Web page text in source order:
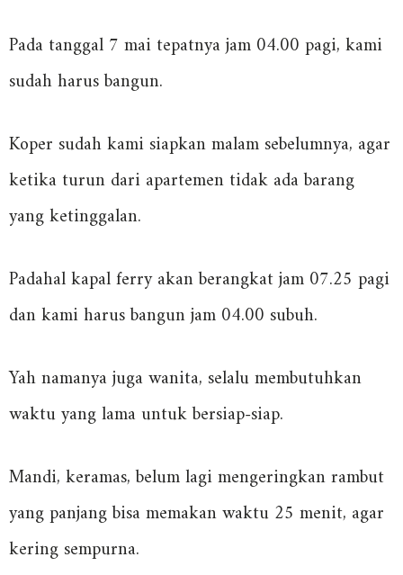
Pada tanggal 7 mai tepatnya jam 04.00 pagi, kami
sudah harus bangun.
Koper sudah kami siapkan malam sebelumnya, agar
ketika turun dari apartemen tidak ada barang
yang ketinggalan.
Padahal kapal ferry akan berangkat jam 07.25 pagi
dan kami harus bangun jam 04.00 subuh.
Yah namanya juga wanita, selalu membutuhkan
waktu yang lama untuk bersiap-siap.
Mandi, keramas, belum lagi mengeringkan rambut
yang panjang bisa memakan waktu 25 menit, agar
kering sempurna.